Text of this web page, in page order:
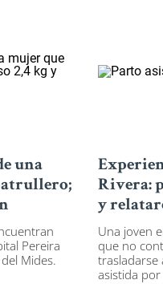
una
Pereira
Mides.
Rivera:
y
Una joven
que no
trasladarse
asistida por